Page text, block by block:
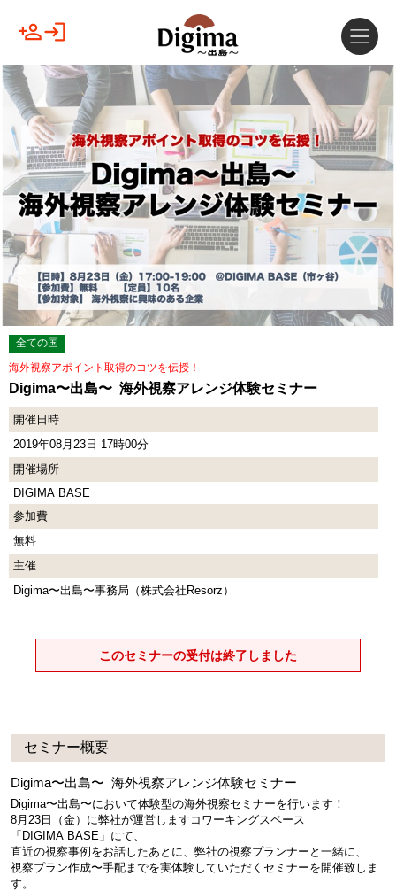
全ての国
海外視察アポイント取得のコツを伝授！
Digima〜出島〜 海外視察アレンジ体験セミナー
開催日時
2019年08月23日 17時00分
開催場所
DIGIMA BASE
参加費
無料
主催
Digima〜出島〜事務局（株式会社Resorz）
このセミナーの受付は終了しました
セミナー概要
Digima〜出島〜 海外視察アレンジ体験セミナー
Digima〜出島〜において体験型の海外視察セミナーを行います！
8月23日（金）に弊社が運営しますコワーキングスペース
「DIGIMA BASE」にて、
直近の視察事例をお話したあとに、弊社の視察プランナーと一緒に、
視察プラン作成〜手配までを実体験していただくセミナーを開催致しま
す。